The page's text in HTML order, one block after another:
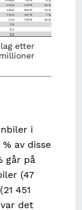
etter
i
av disse
går på
(47
451
det